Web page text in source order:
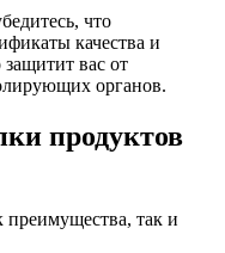
что
качества и
вас от
органов.
продуктов
преимущества, так и